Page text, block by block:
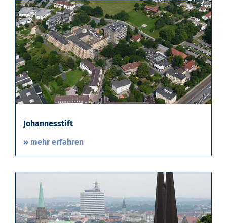
Johannesstift
» mehr erfahren